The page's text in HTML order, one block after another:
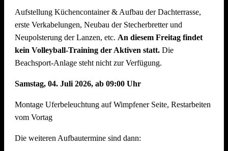
auch der Abbau muss organisiert sein. Bitte helft mit, dass
nach intensiven Festtagen mit vielen Helferinnen und Helfern
der Abbau schnell und zügig voranschreitet. Hier können wir
jede helfende Hand gebrauchen.Auch nach einem
Arbeitstag am Arbeitsplatz bitte zum Feierabend ans
reichlich für alle Helfer vorhanden!
Aufstellung Küchencontainer & Aufbau der Dachterrasse,
erste Verkabelungen, Neubau der Stecherbretter und
Neupolsterung der Lanzen, etc. An diesem Freitag findet
kein Volleyball-Training der Aktiven statt. Die
Beachsport-Anlage steht nicht zur Verfügung.
Samstag, 04. Juli 2026, ab 09:00 Uhr
Montage Uferbeleuchtung auf Wimpfener Seite, Restarbeiten
vom Vortag
Die weiteren Aufbautermine sind dann: